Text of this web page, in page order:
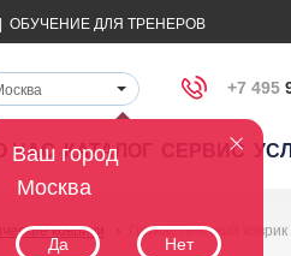
ОБУЧЕНИЕ ДЛЯ ТРЕНЕРОВ
Ваш город
Москва
Да Нет
+7 495
О НАС КАТАЛОГ СЕРВИС
коврики Гимнастический